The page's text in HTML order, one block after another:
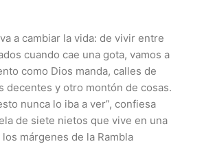
a cambiar la vida: de vivir entre
cuando cae una gota, vamos a
como Dios manda, calles de
decentes y otro montón de cosas.
nunca lo iba a ver”, confiesa
de siete nietos que vive en una
márgenes de la Rambla